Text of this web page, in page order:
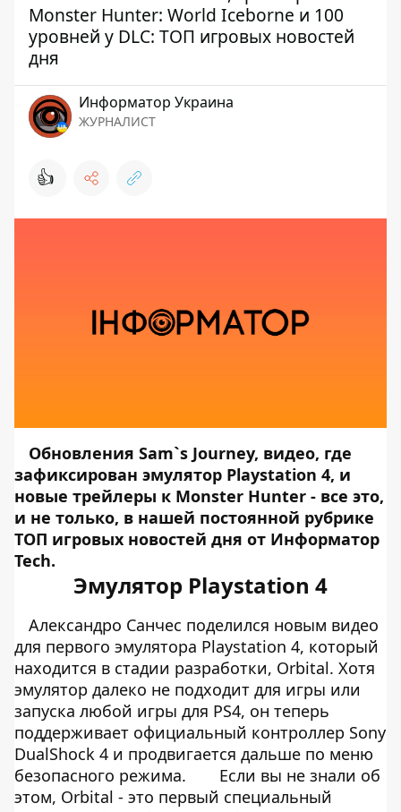
Monster Hunter: World Iceborne и 100
уровней у DLC: ТОП игровых новостей
дня
Информатор Украина
ЖУРНАЛИСТ
👍
Обновления Sam`s Journey, видео, где
зафиксирован эмулятор Playstation 4, и
новые трейлеры к Monster Hunter - все это,
и не только, в нашей постоянной рубрике
ТОП игровых новостей дня от Информатор
Tech.
Эмулятор Playstation 4
Александро Санчес поделился новым видео
для первого эмулятора Playstation 4, который
находится в стадии разработки, Orbital. Хотя
эмулятор далеко не подходит для игры или
запуска любой игры для PS4, он теперь
поддерживает официальный контроллер Sony
DualShock 4 и продвигается дальше по меню
безопасного режима.
Если вы не знали об
этом, Orbital - это первый специальный